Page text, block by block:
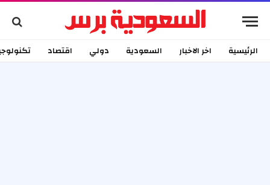
الرئيسية اخر الاخبار السعودية دولي اقتصاد